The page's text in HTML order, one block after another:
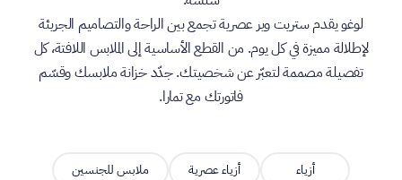
لوغو يقدم ستريت وير عصرية تجمع بين الراحة والتصاميم الجريئة
لإطلالة مميزة في كل يوم. من القطع الأساسية إلى الملابس اللافتة، كل
تفصيلة مصممة لتعبّر عن شخصيتك. جدّد خزانة ملابسك وقسّم
فاتورتك مع تمارا.
أزياء أزياء عصرية
ملابس للجنسين